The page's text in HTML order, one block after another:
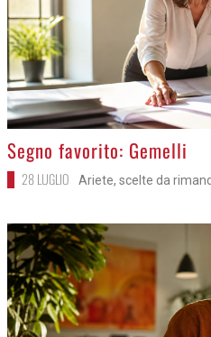
>
Segno favorito: Gemelli
28 LUGLIO Ariete, scelte da